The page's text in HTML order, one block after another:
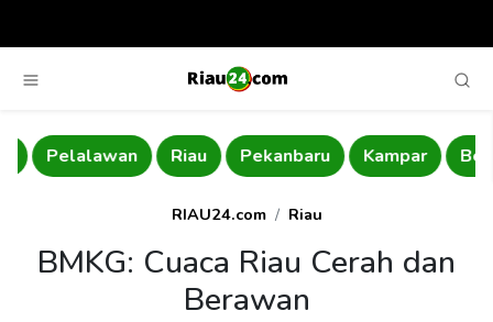
Pelalawan Riau Pekanbaru Kampar
RIAU24.com Riau
BMKG: Cuaca Riau Cerah dan
Berawan